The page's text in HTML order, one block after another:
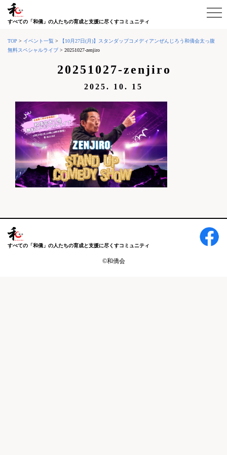
すべての「和僑」の人たちの育成と支援に尽くすコミュニティ
TOP > イベント一覧 >
【10月27日(月)】スタンダップコメディアンぜんじろう和僑会太っ腹
無料スペシャルライブ > 20251027-zenjiro
20251027-zenjiro
2025. 10. 15
すべての「和僑」の人たちの育成と支援に尽くすコミュニティ
©和僑会